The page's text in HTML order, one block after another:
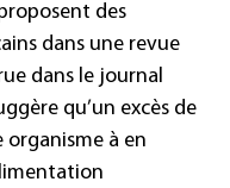
des
dans une revue
dans le journal
qu’un excès de
à en